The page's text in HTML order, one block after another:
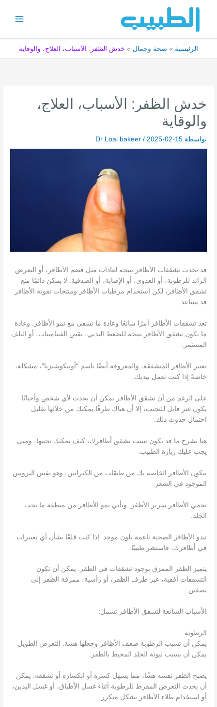
الرئيسية صحة وجمال خدش الظفر: الأسباب، العلاج، والوقاية
خدش الظفر: الأسباب، العلاج،
والوقاية
بواسطة Dr Loai bakeer / 2025-02-15
قد تحدث تشققات الأظافر نتيجة لعادات مثل قضم الأظافر، أو التعرض
الزائد للرطوبة، أو العدوى، أو الإصابة، أو الصدفية. لا يمكن دائمًا منع
تشقق الأظافر، لكن استخدام مرطبات الأظافر ومنتجات تقوية الأظافر
قد يساعد.
تعد تشققات الأظافر أمرًا شائعًا وعادة ما تشفى مع نمو الأظافر. وعادة
ما يكون تشقق الأظافر نتيجة للضغط البدني، نقص الفيتامينات، أو التلف
المستمر.
تعتبر الأظافر المتشققة، والمعروفة أيضًا باسم “أونيكوشيزيا”، مشكلة،
خاصةً إذا كنت تعمل بيديك.
على الرغم من أن تشقق الأظافر يمكن أن يحدث لأي شخص وأحيانًا
يكون غير قابل للتجنب، إلا أن هناك طرقًا يمكنك من خلالها تقليل
احتمال حدوث ذلك.
هنا نشرح ما قد يكون سبب تشقق أظافرك، كيف يمكنك تجنبها، ومتى
يجب عليك زيارة الطبيب.
تتكون الأظافر الخاصة بك من طبقات من الكيراتين، وهو نفس البروتين
الموجود في الشعر.
تحمي الأظافر سرير الأظفر. ويأتي نمو الأظافر من منطقة ما تحت
الجلد.
تبدو الأظافر الصحية ناعمة بلون موحد. إذا كنت قلقًا بشأن أي تغييرات
في أظافرك، فاستشر طبيبًا.
يتميز الظفر الممزق بوجود تشققات في الظفر. يمكن أن تكون
التشققات أفقية، عبر طرف الظفر، أو رأسية، ممزقة الظفر إلى
نصفين.
الأسباب الشائعة لتشقق الأظافر تشمل:
الرطوبة
يمكن أن تسبب الرطوبة ضعف الأظافر وجعلها هشة. التعرض الطويل
يمكن أن يسبب ليونة الجلد المحيط بالظفر.
يصبح الظفر نفسه هشًا، مما يسهل كسره أو انكساره أو تشققه. يمكن
أن يحدث التعرض المفرط للرطوبة أثناء غسل الأطباق، أو غسل اليدين،
أو استخدام طلاء الأظافر بشكل متكرر.